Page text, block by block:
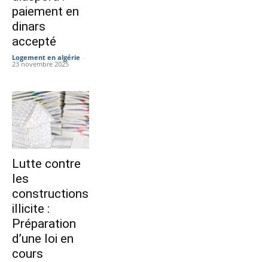
paiement en
dinars
accepté
Logement en algérie -
23 novembre 2025
Lutte contre
les
constructions
illicite :
Préparation
d’une loi en
cours